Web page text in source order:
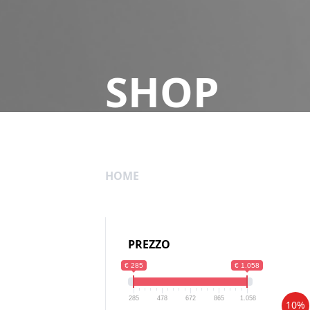
SHOP
HOME
PREZZO
€ 285 € 1.058
285 478 672 865 1.058 10%